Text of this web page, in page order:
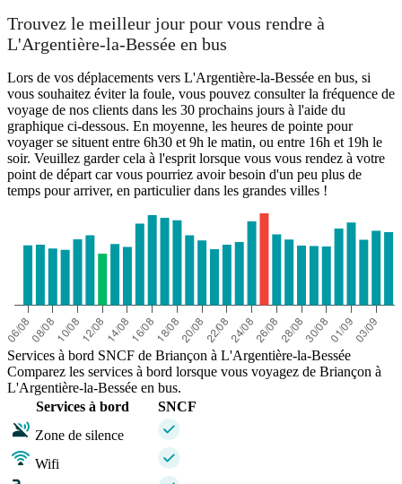
Trouvez le meilleur jour pour vous rendre à
L'Argentière-la-Bessée en bus
Lors de vos déplacements vers L'Argentière-la-Bessée en bus, si
vous souhaitez éviter la foule, vous pouvez consulter la fréquence de
voyage de nos clients dans les 30 prochains jours à l'aide du
graphique ci-dessous. En moyenne, les heures de pointe pour
voyager se situent entre 6h30 et 9h le matin, ou entre 16h et 19h le
soir. Veuillez garder cela à l'esprit lorsque vous vous rendez à votre
point de départ car vous pourriez avoir besoin d'un peu plus de
temps pour arriver, en particulier dans les grandes villes !
Services à bord SNCF de Briançon à L'Argentière-la-Bessée
Comparez les services à bord lorsque vous voyagez de Briançon à
L'Argentière-la-Bessée en bus.
Services à bord
SNCF
Zone de silence
Wifi